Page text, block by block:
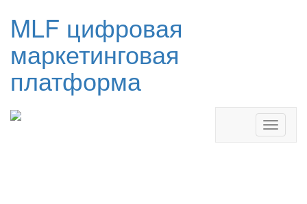
MLF цифровая
маркетинговая
платформа